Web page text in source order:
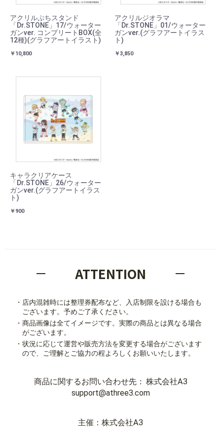
アクリルぷちスタンド
「Dr.STONE」17/ウォーター
ガンver. コンプリートBOX(全
12種)(グラフアートイラスト)
￥10,800
アクリルジオラマ
「Dr.STONE」01/ウォーター
ガンver.(グラフアートイラス
ト)
￥3,850
キャラクリアケース
「Dr.STONE」26/ウォーター
ガンver.(グラフアートイラス
ト)
￥900
ATTENTION
・店内混雑時には整理券配布など、入店制限を設ける場合も
ございます。予めご了承ください。
・商品画像は全てイメージです。実際の商品とは異なる場合
がございます。
・状況に応じて運営や販売方法を変更する場合がございます
ので、ご理解とご協力の程よろしくお願いいたします。
商品に関するお問い合わせ先
株式会社A3
support@athree3.com
主催：株式会社A3